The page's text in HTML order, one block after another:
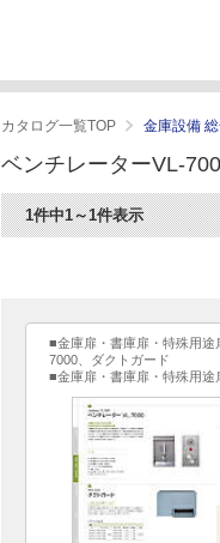
カタログ一覧TOP 金庫設備
ベンチレーターVL-
1件中1～1件表示
■金庫扉・書庫扉・特殊用途
7000、ダクトガード
■金庫扉・書庫扉・特殊用途